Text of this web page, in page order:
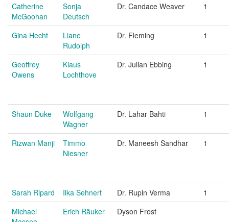
Catherine
McGoohan
Sonja
Deutsch
Dr. Candace Weaver 1
Gina Hecht
Liane
Rudolph
Dr. Fleming 1
Geoffrey
Owens
Klaus
Lochthove
Dr. Julian Ebbing 1
Shaun Duke
Wolfgang
Wagner
Dr. Lahar Bahti 1
Rizwan Manji
Timmo
Niesner
Dr. Maneesh Sandhar 1
Sarah Ripard Ilka Sehnert Dr. Rupin Verma
1
Michael
Erich Räuker Dyson Frost